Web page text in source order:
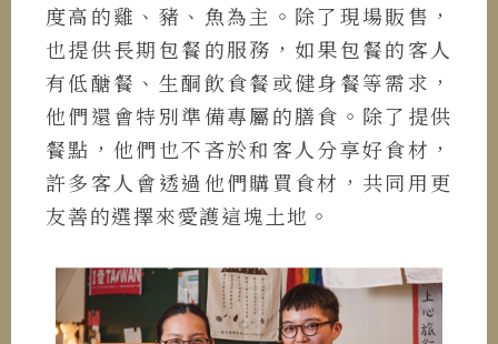
度高的雞、豬、魚為主。除了現場販售，
也提供長期包餐的服務，如果包餐的客人
有低醣餐、生酮飲食餐或健身餐等需求，
他們還會特別準備專屬的膳食。除了提供
餐點，他們也不吝於和客人分享好食材，
許多客人會透過他們購買食材，共同用更
友善的選擇來愛護這塊土地。